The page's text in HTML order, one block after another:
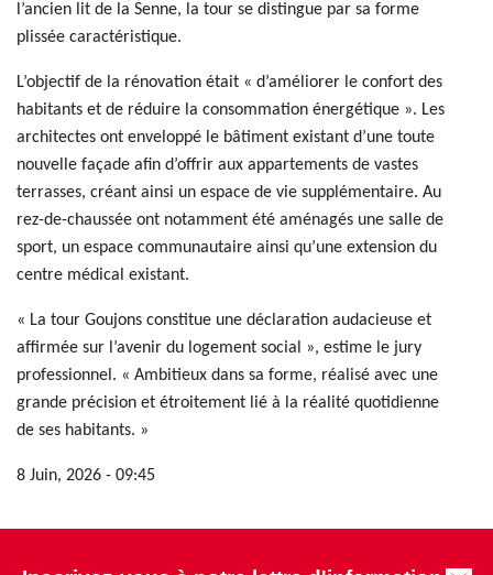
l’ancien lit de la Senne, la tour se distingue par sa forme
plissée caractéristique.
L’objectif de la rénovation était « d’améliorer le confort des
habitants et de réduire la consommation énergétique ». Les
architectes ont enveloppé le bâtiment existant d’une toute
nouvelle façade afin d’offrir aux appartements de vastes
terrasses, créant ainsi un espace de vie supplémentaire. Au
rez-de-chaussée ont notamment été aménagés une salle de
sport, un espace communautaire ainsi qu’une extension du
centre médical existant.
« La tour Goujons constitue une déclaration audacieuse et
affirmée sur l’avenir du logement social », estime le jury
professionnel. « Ambitieux dans sa forme, réalisé avec une
grande précision et étroitement lié à la réalité quotidienne
de ses habitants. »
8 Juin, 2026 - 09:45